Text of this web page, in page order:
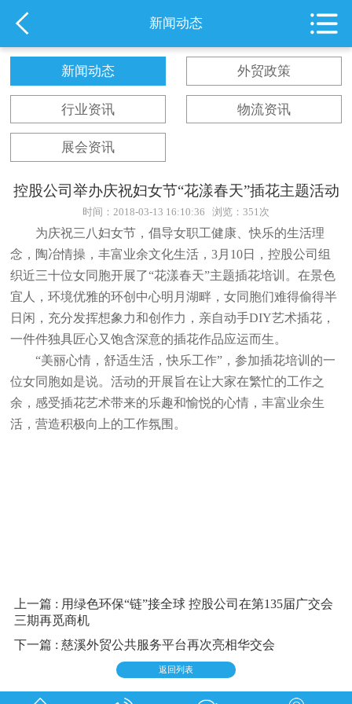
新闻动态
新闻动态 外贸政策
行业资讯 物流资讯
展会资讯
控股公司举办庆祝妇女节“花漾春天”插花主题活动
时间：2018-03-13 16:10:36 浏览：351次
为庆祝三八妇女节，倡导女职工健康、快乐的生活理
念，陶冶情操，丰富业余文化生活，3月10日，控股公司组
织近三十位女同胞开展了“花漾春天”主题插花培训。在景色
宜人，环境优雅的环创中心明月湖畔，女同胞们难得偷得半
日闲，充分发挥想象力和创作力，亲自动手DIY艺术插花，
一件件独具匠心又饱含深意的插花作品应运而生。
“美丽心情，舒适生活，快乐工作”，参加插花培训的一
位女同胞如是说。活动的开展旨在让大家在繁忙的工作之
余，感受插花艺术带来的乐趣和愉悦的心情，丰富业余生
活，营造积极向上的工作氛围。
上一篇 : 用绿色环保“链”接全球 控股公司在第135届广交会
三期再觅商机
下一篇 : 慈溪外贸公共服务平台再次亮相华交会
返回列表